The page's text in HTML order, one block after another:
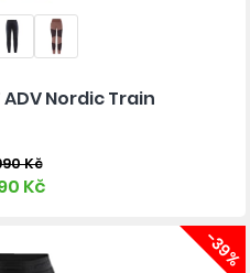
Nordic Train
Kč
Kč
-39%